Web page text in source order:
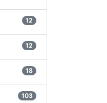
12
12
18
103